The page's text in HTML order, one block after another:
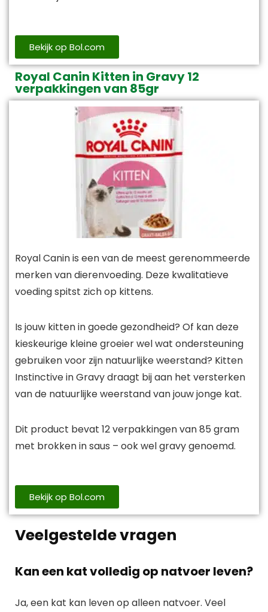
Bekijk op Bol.com
Royal Canin Kitten in Gravy 12
verpakkingen van 85gr
Royal Canin is een van de meest gerenommeerde
merken van dierenvoeding. Deze kwalitatieve
voeding spitst zich op kittens.
Is jouw kitten in goede gezondheid? Of kan deze
kieskeurige kleine groeier wel wat ondersteuning
gebruiken voor zijn natuurlijke weerstand? Kitten
Instinctive in Gravy draagt bij aan het versterken
van de natuurlijke weerstand van jouw jonge kat.
Dit product bevat 12 verpakkingen van 85 gram
met brokken in saus – ook wel gravy genoemd.
Bekijk op Bol.com
Veelgestelde vragen
Kan een kat volledig op natvoer leven?
Ja, een kat kan leven op alleen natvoer. Veel